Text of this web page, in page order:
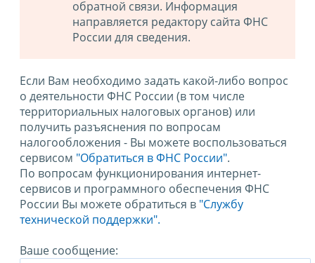
обратной связи. Информация
направляется редактору сайта ФНС
России для сведения.
Если Вам необходимо задать какой-либо вопрос
о деятельности ФНС России (в том числе
территориальных налоговых органов) или
получить разъяснения по вопросам
налогообложения - Вы можете воспользоваться
сервисом "Обратиться в ФНС России".
По вопросам функционирования интернет-
сервисов и программного обеспечения ФНС
России Вы можете обратиться в "Службу
технической поддержки".
Ваше сообщение: